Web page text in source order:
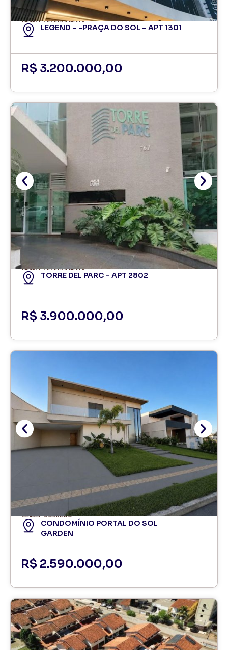
VENDA APARTAMENTO
LEGEND – -PRAÇA DO SOL – APT 1301
R$ 3.200.000,00
VENDA APARTAMENTO
TORRE DEL PARC – APT 2802
R$ 3.900.000,00
VENDA SOBRADO
CONDOMÍNIO PORTAL DO SOL
GARDEN
R$ 2.590.000,00